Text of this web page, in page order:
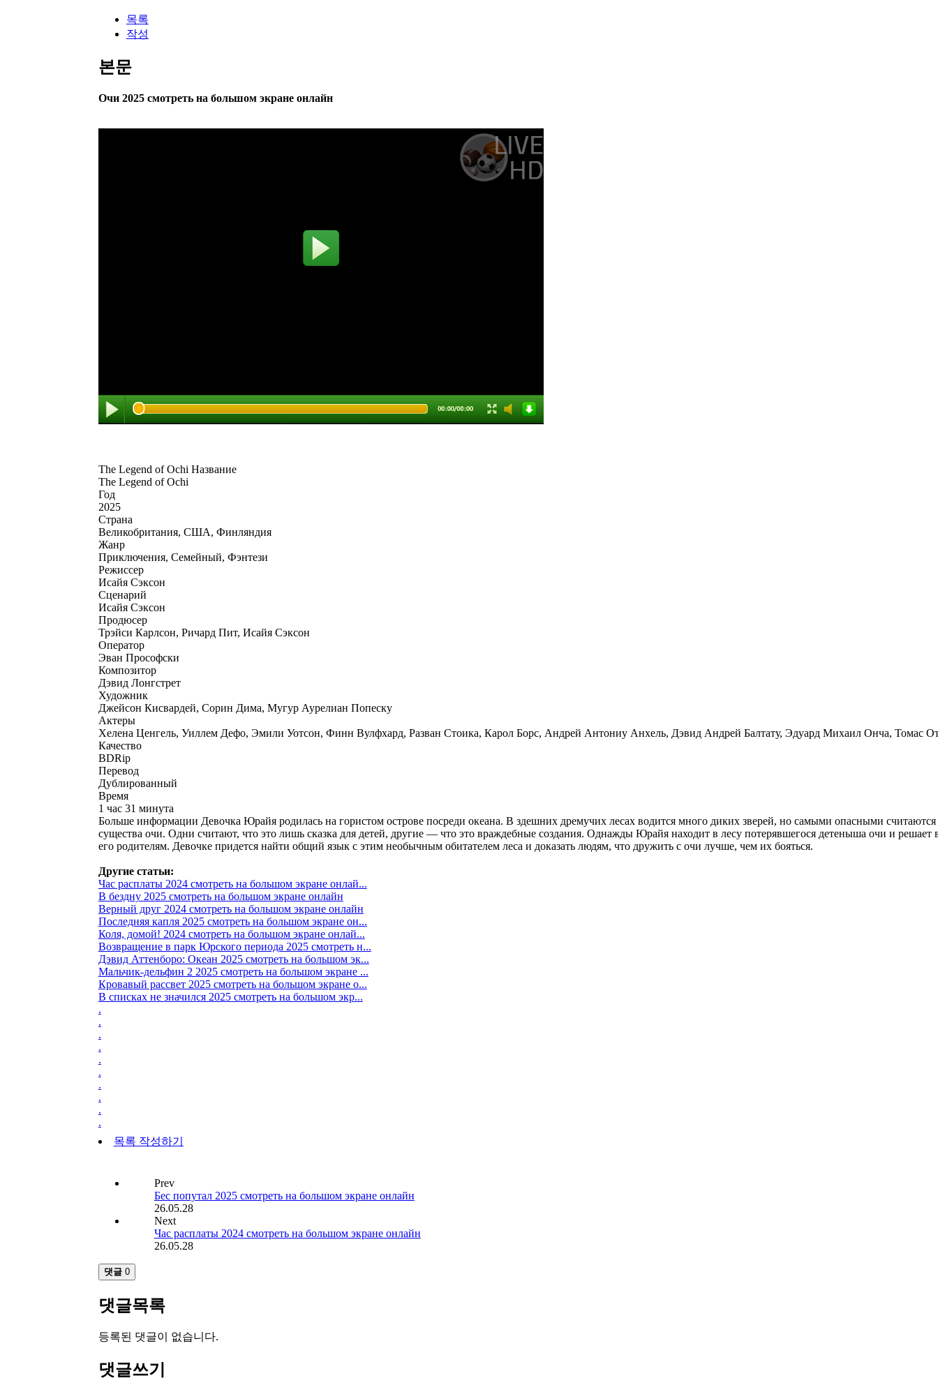
목록
작성
본문
Очи 2025 смотреть на большом экране онлайн
The Legend of Ochi Название
The Legend of Ochi
Год
2025
Страна
Великобритания, США, Финляндия
Жанр
Приключения, Семейный, Фэнтези
Режиссер
Исайя Сэксон
Сценарий
Исайя Сэксон
Продюсер
Трэйси Карлсон, Ричард Пит, Исайя Сэксон
Оператор
Эван Прософски
Композитор
Дэвид Лонгстрет
Художник
Джейсон Кисвардей, Сорин Дима, Мугур Аурелиан Попеску
Актеры
Хелена Ценгель, Уиллем Дефо, Эмили Уотсон, Финн Вулфхард, Разван Стоика, Карол Борс, Андрей Антониу Анхель, Дэвид Андрей Балтату, Эдуард Михаил Онча, Томас
Качество
BDRip
Перевод
Дублированный
Время
1 час 31 минута
Больше информации Девочка Юрайя родилась на гористом острове посреди океана. В здешних дремучих лесах водится много диких зверей, но самыми опасными считаются
существа очи. Одни считают, что это лишь сказка для детей, другие — что это враждебные создания. Однажды Юрайя находит в лесу потерявшегося детеныша очи и решает
его родителям. Девочке придется найти общий язык с этим необычным обитателем леса и доказать людям, что дружить с очи лучше, чем их бояться.
Другие статьи:
Час расплаты 2024 смотреть на большом экране онлай...
В бездну 2025 смотреть на большом экране онлайн
Верный друг 2024 смотреть на большом экране онлайн
Последняя капля 2025 смотреть на большом экране он...
Коля, домой! 2024 смотреть на большом экране онлай...
Возвращение в парк Юрского периода 2025 смотреть н...
Дэвид Аттенборо: Океан 2025 смотреть на большом эк...
Мальчик-дельфин 2 2025 смотреть на большом экране ...
Кровавый рассвет 2025 смотреть на большом экране о...
В списках не значился 2025 смотреть на большом экр...
.
.
.
.
.
.
.
.
.
.
목록 작성하기
Prev
Бес попутал 2025 смотреть на большом экране онлайн
26.05.28
Next
Час расплаты 2024 смотреть на большом экране онлайн
26.05.28
댓글0
댓글목록
등록된 댓글이 없습니다.
댓글쓰기